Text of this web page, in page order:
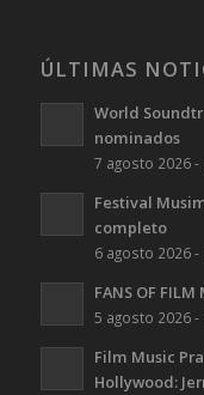
ÚLTIMAS
World
nominados
7 agosto 2026 -
Festival
completo
6 agosto 2026 -
FANS OF
5 agosto 2026 -
Film Music
Hollywood: